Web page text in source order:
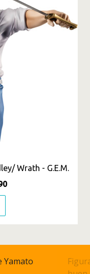
Wrath - G.E.M.
Yamato